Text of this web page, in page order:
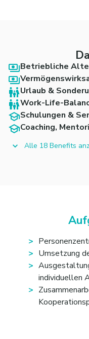
Betriebliche
Urlaub &
Work-Life-
Schulungen &
Coaching,
Alle 18 Benefits
Umsetzung
individuellen